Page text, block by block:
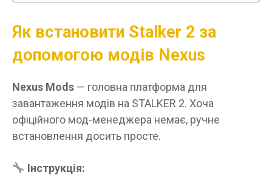
Як встановити Stalker 2 за
допомогою модів Nexus
Nexus Mods — головна платформа для
завантаження модів на STALKER 2. Хоча
офіційного мод-менеджера немає, ручне
встановлення досить просте.
Інструкція: